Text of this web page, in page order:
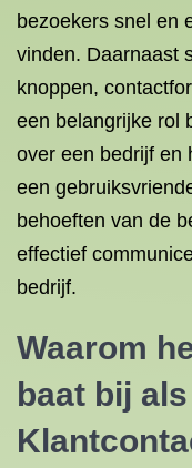
bezoekers snel en
vinden. Daarnaast
knoppen,
een belangrijke rol
over een bedrijf en
een
behoeften van de
effectief
bedrijf.
Waarom
baat bij